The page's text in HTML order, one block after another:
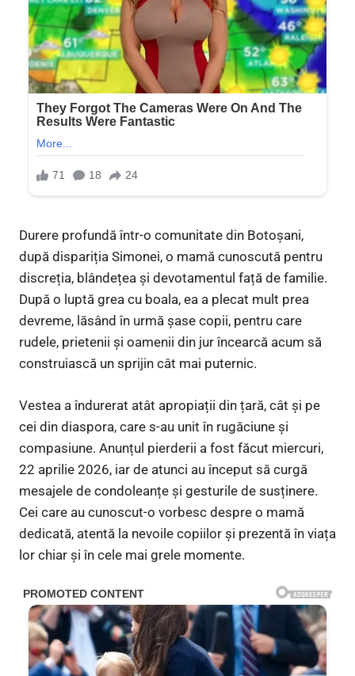
Durere profundă într-o comunitate din Botoșani,
după dispariția Simonei, o mamă cunoscută pentru
discreția, blândețea și devotamentul față de familie.
După o luptă grea cu boala, ea a plecat mult prea
devreme, lăsând în urmă șase copii, pentru care
rudele, prietenii și oamenii din jur încearcă acum să
construiască un sprijin cât mai puternic.
Vestea a îndurerat atât apropiații din țară, cât și pe
cei din diaspora, care s-au unit în rugăciune și
compasiune. Anunțul pierderii a fost făcut miercuri,
22 aprilie 2026, iar de atunci au început să curgă
mesajele de condoleanțe și gesturile de susținere.
Cei care au cunoscut-o vorbesc despre o mamă
dedicată, atentă la nevoile copiilor și prezentă în viața
lor chiar și în cele mai grele momente.